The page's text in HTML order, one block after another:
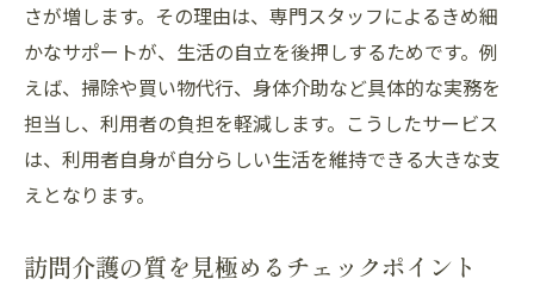
さが増します。その理由は、専門スタッフによるきめ細
かなサポートが、生活の自立を後押しするためです。例
えば、掃除や買い物代行、身体介助など具体的な実務を
担当し、利用者の負担を軽減します。こうしたサービス
は、利用者自身が自分らしい生活を維持できる大きな支
えとなります。
訪問介護の質を見極めるチェックポイント